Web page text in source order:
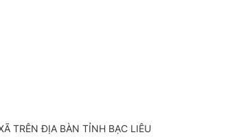
TRÊN ĐỊA BÀN TỈNH BẠC LIÊU